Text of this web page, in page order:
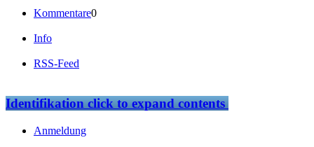
Kommentare0
Info
RSS-Feed
Identifikationclick to expand contents
Anmeldung